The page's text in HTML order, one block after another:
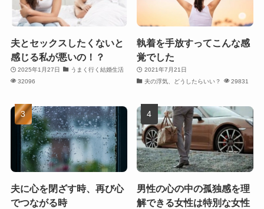
夫とセックスしたくないと
感じる私が悪いの！？
2025年1月27日
うまく行く結婚生活
32096
執着を手放すってこんな感
覚でした
2021年7月21日
夫の浮気、どうしたらいい？
29831
夫に心を閉ざす時、再び心
でつながる時
男性の心の中の孤独感を理
解できる女性は特別な女性